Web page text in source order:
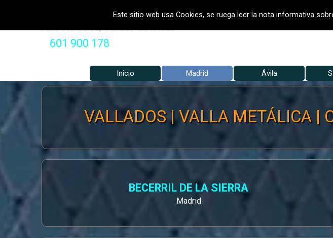
Este sitio web usa Cookies, se ruega leer la nota informativa
VALLADOS METALICOS MADRID - VALLADO DE
601 900 178
Inicio Madrid ▼
Ávila
VALLADOS | VALLA METÁLICA |
BECERRIL DE LA SIERRA
Madrid